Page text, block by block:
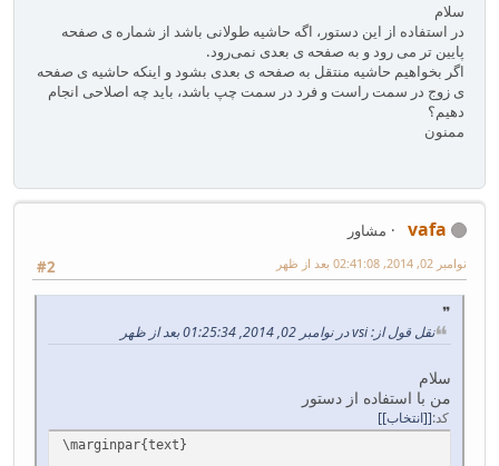
سلام
در استفاده از این دستور، اگه حاشیه طولانی باشد از شماره ی صفحه
پایین تر می رود و به صفحه ی بعدی نمی‌رود.
اگر بخواهیم حاشیه منتقل به صفحه ی بعدی بشود و اینکه حاشیه ی صفحه
ی زوج در سمت راست و فرد در سمت چپ باشد، باید چه اصلاحی انجام
دهیم؟
ممنون
vafa
مشاور
#2
نوامبر 02, 2014, 02:41:08 بعد از ظهر
نقل قول از: vsi در نوامبر 02, 2014, 01:25:34 بعد از ظهر
سلام
من با استفاده از دستور
کد [انتخاب]
\marginpar{text}